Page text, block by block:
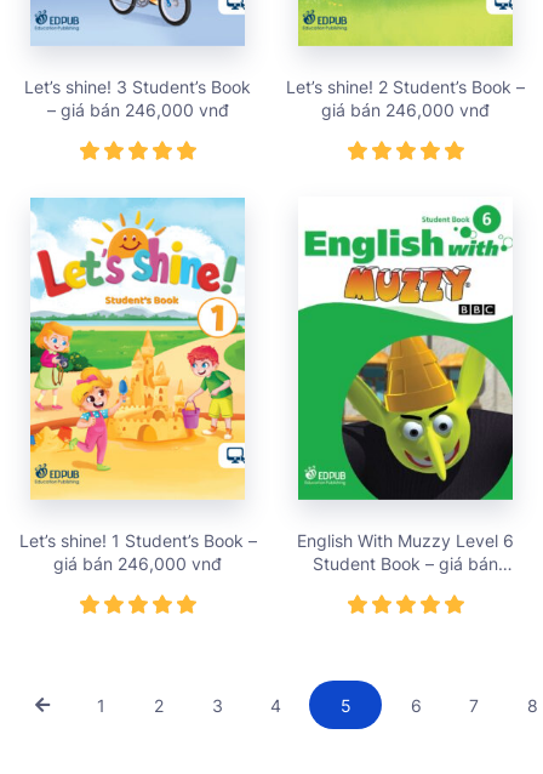
Let’s shine! 3 Student’s Book
– giá bán 246,000 vnđ
Let’s shine! 2 Student’s Book –
giá bán 246,000 vnđ
Let’s shine! 1 Student’s Book –
giá bán 246,000 vnđ
English With Muzzy Level 6
Student Book – giá bán
1 2 3 4 5 6 7 8